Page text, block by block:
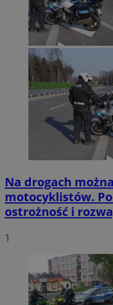
Na drogach
motocyklistów.
ostrożność i
1